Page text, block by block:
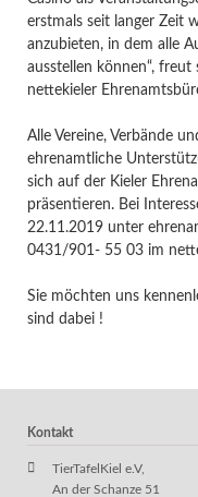
erstmals seit langer Zeit
anzubieten, in dem alle
ausstellen können“,
nettekieler
Alle Vereine, Verbände
ehrenamtliche
sich auf der Kieler
präsentieren. Bei
22.11.2019 unter
0431/901- 55 03 im
Sie möchten uns
sind dabei !
Kontakt
TierTafelKiel e.V,
An der Schanze 51